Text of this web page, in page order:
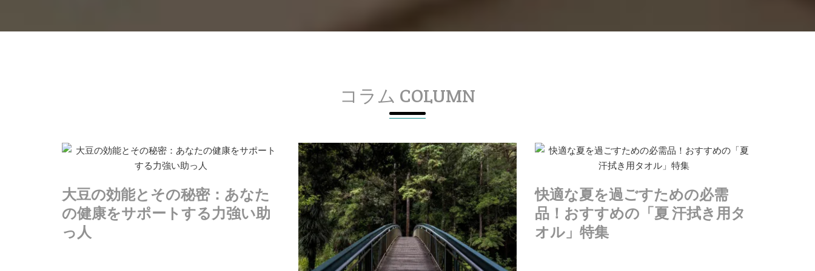
コラム COLUMN
大豆の効能とその秘密：あなた
の健康をサポートする力強い助
っ人
快適な夏を過ごすための必需
品！おすすめの「夏 汗拭き用タ
オル」特集